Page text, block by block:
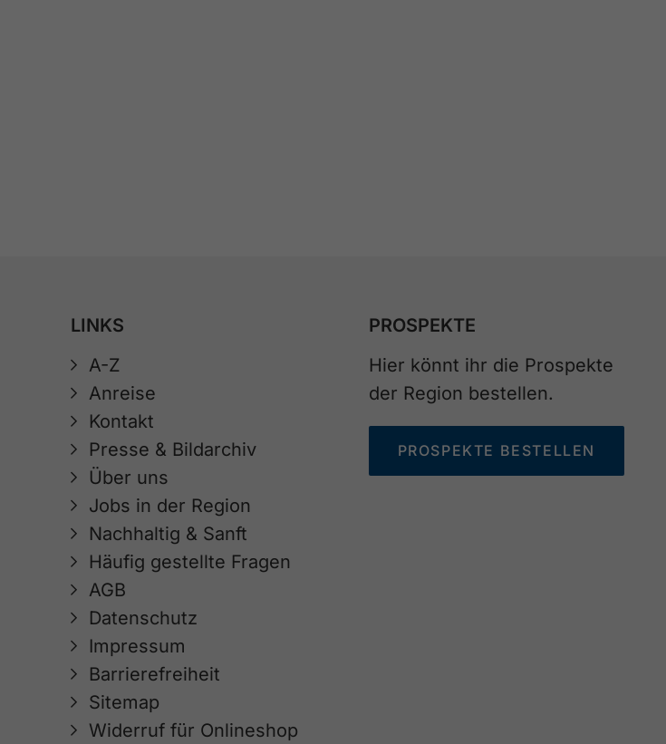
LINKS
A-Z
Anreise
Kontakt
Presse & Bildarchiv
Über uns
Jobs in der Region
Nachhaltig & Sanft
Häufig gestellte Fragen
AGB
Datenschutz
Impressum
Barrierefreiheit
Sitemap
Widerruf für Onlineshop
PROSPEKTE
Hier könnt ihr die Prospekte
der Region bestellen.
PROSPEKTE BESTELLEN